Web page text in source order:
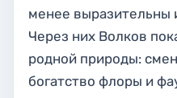
менее выразительны
Через них Волков
родной природы:
богатство флоры и